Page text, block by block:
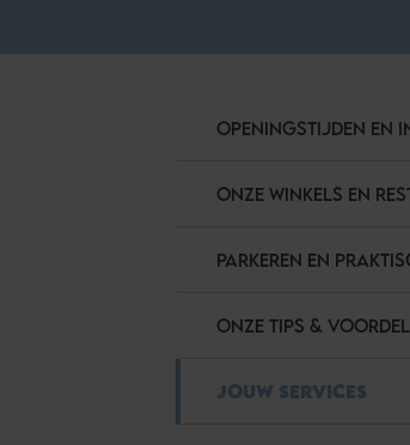
OPENINGSTIJDEN EN
ONZE WINKELS EN
PARKEREN EN
ONZE TIPS &
JOUW SERVICES